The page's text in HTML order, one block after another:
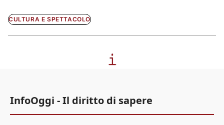
CULTURA E SPETTACOLO
InfoOggi - Il diritto di sapere